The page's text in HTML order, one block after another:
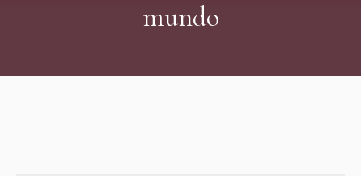
mundo